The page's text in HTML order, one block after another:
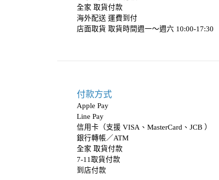
全家 取貨付款
海外配送 運費到付
店面取貨 取貨時間週一～週六 10:00-17:30
付款方式
Apple Pay
Line Pay
信用卡（支援 VISA、MasterCard、JCB ）
銀行轉帳／ATM
全家 取貨付款
7-11取貨付款
到店付款